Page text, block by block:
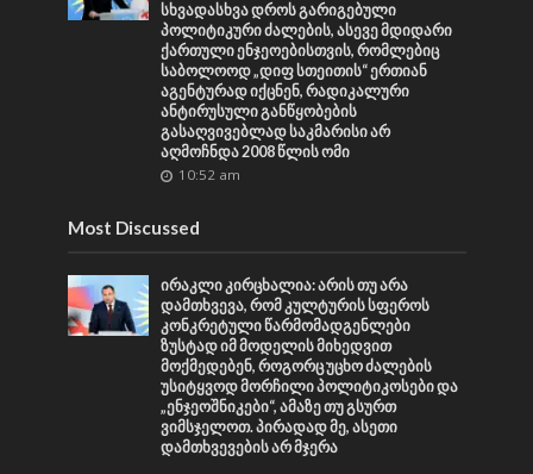
სხვადასხვა დროს გარიგებული
პოლიტიკური ძალების, ასევე მდიდარი
ქართული ენჯეოებისთვის, რომლებიც
საბოლოოდ „დიფ სთეითის“ ერთიან
აგენტურად იქცნენ, რადიკალური
ანტირუსული განწყობების
გასაღვივებლად საკმარისი არ
აღმოჩნდა 2008 წლის ომი
10:52 am
Most Discussed
ირაკლი კირცხალია: არის თუ არა
დამთხვევა, რომ კულტურის სფეროს
კონკრეტული წარმომადგენლები
ზუსტად იმ მოდელის მიხედვით
მოქმედებენ, როგორც უცხო ძალების
უსიტყვოდ მორჩილი პოლიტიკოსები და
„ენჯეოშნიკები“, ამაზე თუ გსურთ
ვიმსჯელოთ. პირადად მე, ასეთი
დამთხვევების არ მჯერა